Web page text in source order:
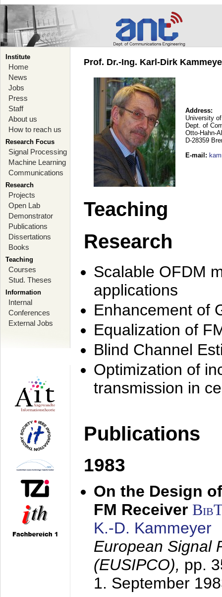
Institute
Home
News
Jobs
Press
Staff
About us
How to reach us
Research Focus
Signal Processing
Machine Learning
Communications
Research
Projects
Open Lab
Demonstrator
Publications
Dissertations
Books
Teaching
Courses
Stud. Theses
Information
Internal
Conferences
External Jobs
Prof. Dr.-Ing. Karl-Dirk
Address:
University
Dept. of
Otto-Hahn-
D-28359
E-mail :
Teaching
Research
Scalable OFDM
applications
Enhancement of
Equalization of
Blind Channel
Optimization of
transmission in
Publications
1983
On the Design
FM Receiver
K.-D. Kammeyer
European Signal
(EUSIPCO), pp.
1. September